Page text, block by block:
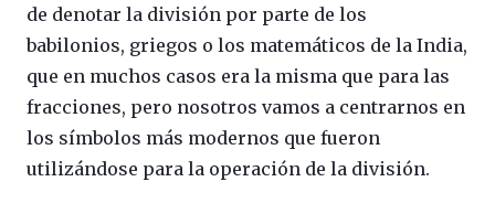
de denotar la división por parte de los
babilonios, griegos o los matemáticos de la India,
que en muchos casos era la misma que para las
fracciones, pero nosotros vamos a centrarnos en
los símbolos más modernos que fueron
utilizándose para la operación de la división.